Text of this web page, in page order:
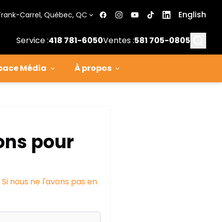
Carrel, Québec, QC English
Service :418 781-6050Ventes :581 705-0805
Média À propos
pour
nous ne l'avons pas en